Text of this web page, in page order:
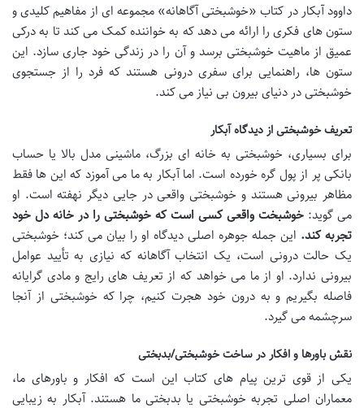
داوود آبکار در کتاب «خوشبختی آگاهانه» مجموعه ای از مفاهیم کلیدی و
ستون های فکری را ارائه می دهد که به خواننده کمک می کند تا به درکی
عمیق از ماهیت خوشبختی برسد و آن را در زندگی خود جاری سازد. این
ستون ها، راهنمایی برای سفری درونی هستند که فرد را از جستجوی
خوشبختی در دنیای بیرون بی نیاز می کند.
تعریف خوشبختی از دیدگاه آبکار
برای بسیاری، خوشبختی به خانه ای بزرگ، ماشینی مدل بالا یا حساب
بانکی پر از پول گره خورده است. اما آبکار به ما می آموزد که این ها فقط
مظاهر بیرونی هستند و خوشبختی واقعی در جایی دیگر نهفته است. او
می گوید: خوشبخت واقعی کسی است که خوشبختی را در خانه دل خود
تجربه کند. این جمله جوهره اصلی دیدگاه او را بیان می کند؛ خوشبختی
یک حالت درونی است، یک انتخاب آگاهانه که نیازی به تأیید عوامل
بیرونی ندارد. او از ما می خواهد که از تعریف های رایج و مادی گرایانه
فاصله بگیریم و به درون خود هجرت کنیم، چرا که خوشبختی از آنجا
سرچشمه می گیرد.
نقش باورها و افکار در ساخت خوشبختی/بدبختی
یکی از قوی ترین پیام های کتاب این است که افکار و باورهای ما،
معماران اصلی تجربه خوشبختی یا بدبختی ما هستند. آبکار به زیبایی